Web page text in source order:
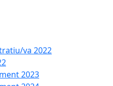
va 2022
2023